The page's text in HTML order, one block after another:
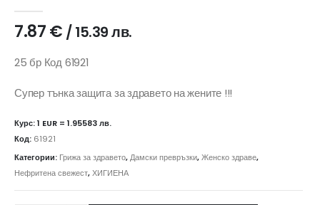
7.87€ / 15.39 лв.
25 бр Код 61921
Супер тънка защита за здравето на жените !!!
Курс: 1 EUR = 1.95583 лв.
Код: 61921
Категории: Грижа за здравето,Дамски превръзки,Женско здраве,
Нефритена свежест,ХИГИЕНА